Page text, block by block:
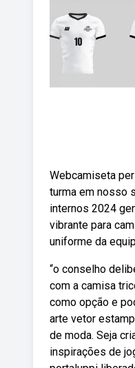
Webcamiseta
turma em nosso
internos 2024
vibrante para
uniforme da
“o conselho
com a camisa
como opção e
arte vetor
de moda. Seja
inspirações de